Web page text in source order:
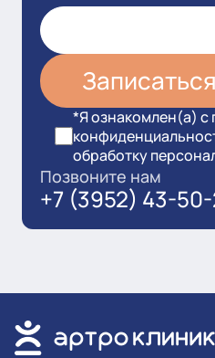
*Я ознакомлен(а) с
обработку
Позвоните нам
+7 (3952) 43-